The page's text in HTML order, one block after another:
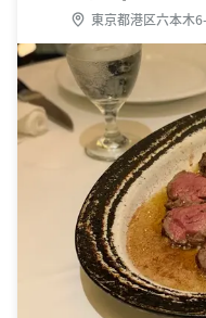
東京都港区六本木
階)